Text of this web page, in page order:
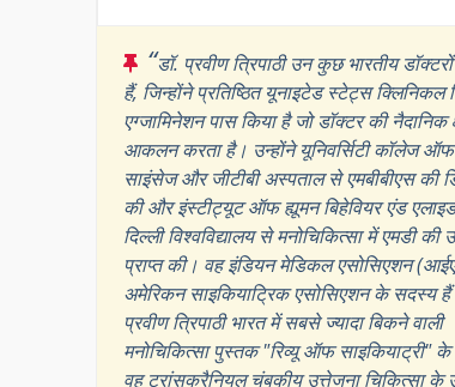
“डॉ. प्रवीण त्रिपाठी उन कुछ भारतीय
हैं, जिन्होंने प्रतिष्ठित यूनाइटेड स्टेट्स क्लिनिकल
एग्जामिनेशन पास किया है जो डॉक्टर की नैदानिक
आकलन करता है। उन्होंने यूनिवर्सिटी कॉलेज
साइंसेज और जीटीबी अस्पताल से एमबीबीएस की
की और इंस्टीट्यूट ऑफ ह्यूमन बिहेवियर एंड
दिल्ली विश्वविद्यालय से मनोचिकित्सा में एमडी की
प्राप्त की। वह इंडियन मेडिकल एसोसिएशन
अमेरिकन साइकियाट्रिक एसोसिएशन के सदस्य
प्रवीण त्रिपाठी भारत में सबसे ज्यादा बिकने वाली
मनोचिकित्सा पुस्तक "रिव्यू ऑफ साइकियाट्री"
वह ट्रांसक्रैनियल चुंबकीय उत्तेजना चिकित्सा के